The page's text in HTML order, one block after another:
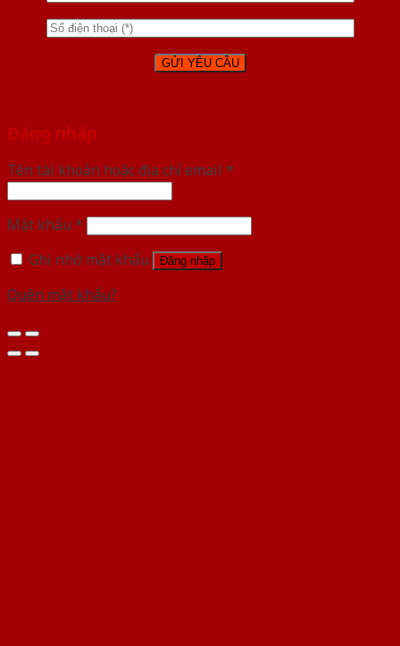
Đăng nhập
Tên tài khoản hoặc địa chỉ email *
Mật khẩu *
Ghi nhớ mật khẩu
Đăng nhập
Quên mật khẩu?